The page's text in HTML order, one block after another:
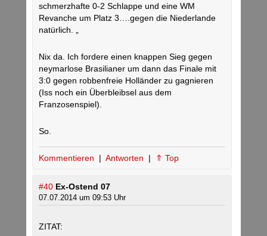
schmerzhafte 0-2 Schlappe und eine WM
Revanche um Platz 3….gegen die Niederlande
natürlich. „
Nix da. Ich fordere einen knappen Sieg gegen
neymarlose Brasilianer um dann das Finale mit
3:0 gegen robbenfreie Holländer zu gagnieren
(Iss noch ein Überbleibsel aus dem
Franzosenspiel).
So.
Kommentieren | Antworten | ⇑ Top
#40 Ex-Ostend 07
07.07.2014 um 09:53 Uhr
ZITAT: